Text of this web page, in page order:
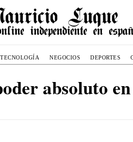
NEGOCIOS DEPORTES
absoluto